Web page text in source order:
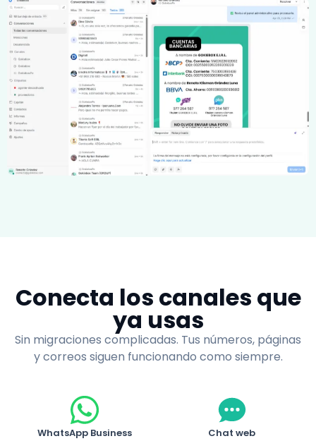
Conecta los canales que
ya usas
Sin migraciones complicadas. Tus números, páginas
y correos siguen funcionando como siempre.
WhatsApp Business Chat web